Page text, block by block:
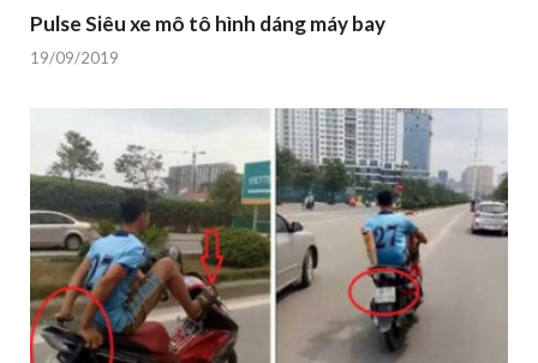
Pulse Siêu xe mô tô hình dáng máy bay
19/09/2019